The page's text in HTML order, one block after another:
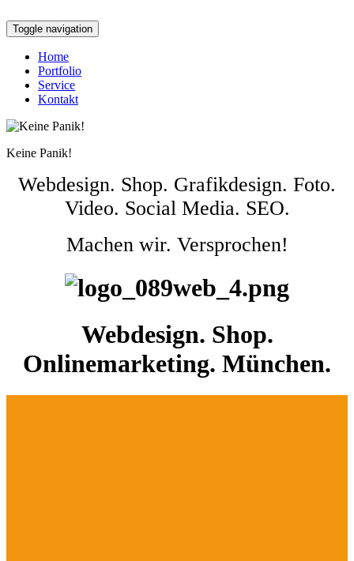
Toggle navigation
Home
Portfolio
Service
Kontakt
Keine Panik!
Webdesign. Shop. Grafikdesign. Foto.
Video. Social Media. SEO.
Machen wir. Versprochen!
Webdesign. Shop.
Onlinemarketing. München.